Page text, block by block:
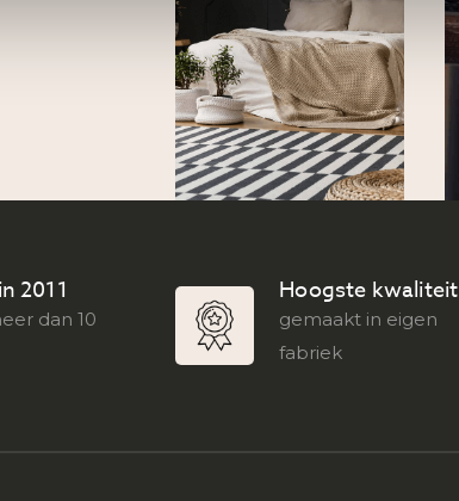
2011
dan 10
Hoogste kwaliteit
gemaakt in eigen
fabriek